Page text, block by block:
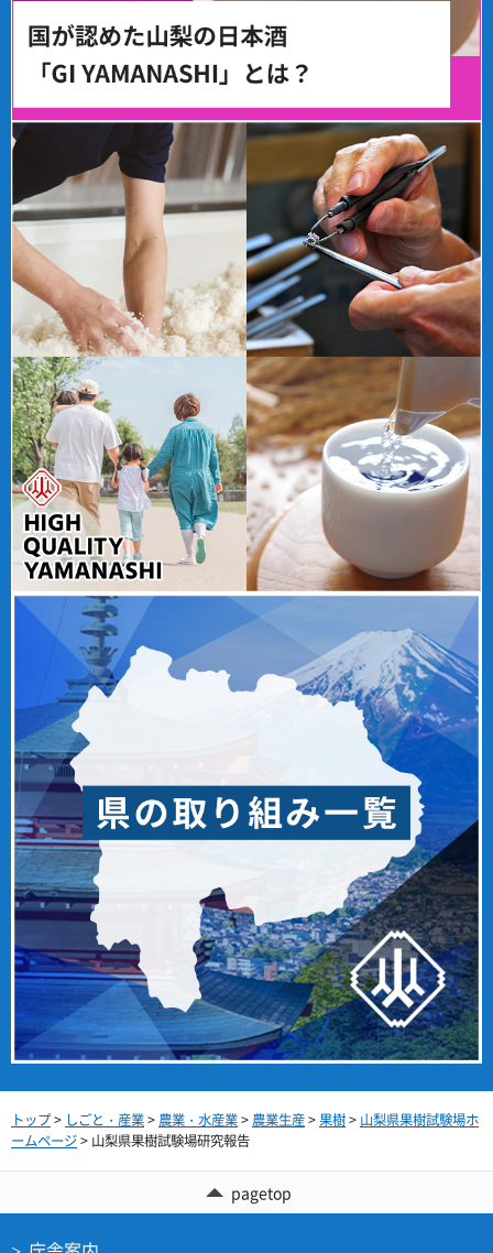
トップ> しごと・産業> 農業・水産業> 農業生産>果樹> 山梨県果樹試験場ホ
ームページ> 山梨県果樹試験場研究報告
pagetop